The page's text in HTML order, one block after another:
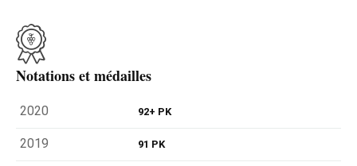
Notations et médailles
2020 92+ PK
2019 91 PK